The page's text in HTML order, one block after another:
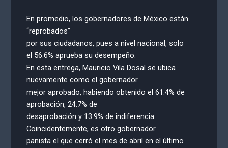
En promedio, los gobernadores de México están
“reprobados”
por sus ciudadanos, pues a nivel nacional, solo
el 56.6% aprueba su desempeño.
En esta entrega, Mauricio Vila Dosal se ubica
nuevamente como el gobernador
mejor aprobado, habiendo obtenido el 61.4% de
aprobación, 24.7% de
desaprobación y 13.9% de indiferencia.
Coincidentemente, es otro gobernador
panista el que cerró el mes de abril en el último